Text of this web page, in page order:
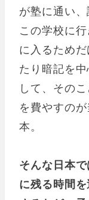
が塾に通い
この学校に
に入るため
たり暗記を
して、その
を費やすの
本。
そんな日本
に残る時間